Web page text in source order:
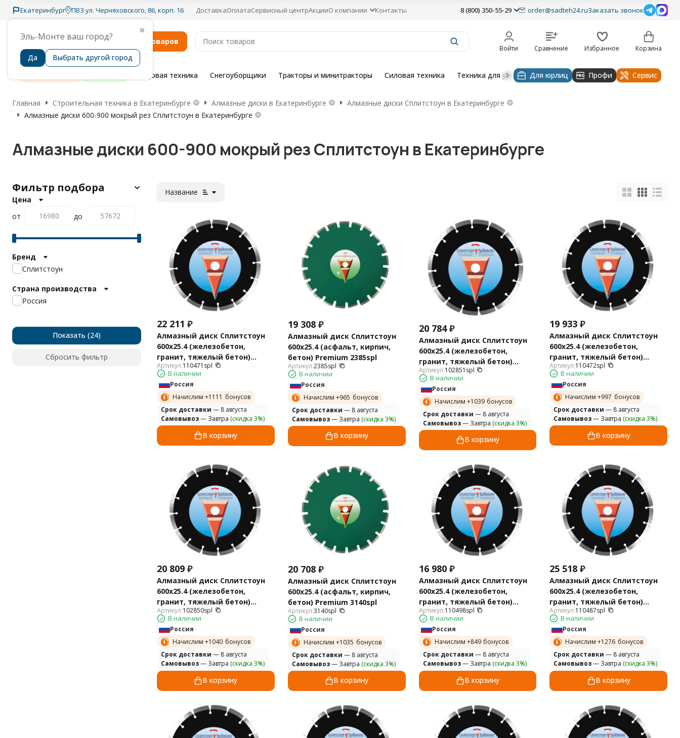
Екатеринбург
✖
Эль-Монте ваш город?
Да Выбрать другой город
ПВЗ ул. Черняховского, 86, корп. 16 ДоставкаОплатаСервисный центрАкцииО компании Контакты 8 (800) 350-55-29 order@sadteh24.ruЗаказать звонок
Каталог товаров
Войти Сравнение Избранное Корзина
Садовая техника Снегоуборщики Тракторы и минитракторы Силовая техника Техника для уборки Строительная техника
Для юрлиц Профи Сервис
Главная Строительная техника в Екатеринбурге Алмазные диски в Екатеринбурге
Алмазные диски Сплитстоун в Екатеринбурге
Алмазные диски 600-900 мокрый рез Сплитстоун в Екатеринбурге
Алмазные диски 600-900 мокрый рез Сплитстоун в Екатеринбурге
Название
22 211 ₽
Алмазный диск Сплитстоун
600х25.4 (железобетон,
гранит, тяжелый бетон)
Premium 110471spl
Артикул:110471spl
В наличии
Россия
Начислим +1111 бонусов
Cрок доставки — 8 августа
Самовывоз— Завтра (скидка 3%)
В корзину
19 308 ₽
Алмазный диск Сплитстоун
600х25.4 (асфальт, кирпич,
бетон) Premium 2385spl
Артикул:2385spl
В наличии
Россия
Начислим +965 бонусов
Cрок доставки — 8 августа
Самовывоз— Завтра (скидка 3%)
В корзину
20 784 ₽
Алмазный диск Сплитстоун
600х25.4 (железобетон,
гранит, тяжелый бетон)
Premium 102851spl
Артикул:102851spl
В наличии
Россия
Начислим +1039 бонусов
Cрок доставки — 8 августа
Самовывоз— Завтра (скидка 3%)
В корзину
19 933 ₽
Алмазный диск Сплитстоун
600х25.4 (железобетон,
гранит, тяжелый бетон)
Premium 110472spl
Артикул:110472spl
В наличии
Россия
Начислим +997 бонусов
Cрок доставки — 8 августа
Самовывоз— Завтра (скидка 3%)
В корзину
20 809 ₽
Алмазный диск Сплитстоун
600х25.4 (железобетон,
гранит, тяжелый бетон)
Premium 102850spl
Артикул:102850spl
В наличии
Россия
Начислим +1040 бонусов
Cрок доставки — 8 августа
Самовывоз— Завтра (скидка 3%)
В корзину
20 708 ₽
Алмазный диск Сплитстоун
600х25.4 (асфальт, кирпич,
бетон) Premium 3140spl
Артикул:3140spl
В наличии
Россия
Начислим +1035 бонусов
Cрок доставки — 8 августа
Самовывоз— Завтра (скидка 3%)
В корзину
16 980 ₽
Алмазный диск Сплитстоун
600х25.4 (железобетон,
гранит, тяжелый бетон)
Standart 110498spl
Артикул:110498spl
В наличии
Россия
Начислим +849 бонусов
Cрок доставки — 8 августа
Самовывоз— Завтра (скидка 3%)
В корзину
25 518 ₽
Алмазный диск Сплитстоун
600х25.4 (железобетон,
гранит, тяжелый бетон)
Standart 110487spl
Артикул:110487spl
В наличии
Россия
Начислим +1276 бонусов
Cрок доставки — 8 августа
Самовывоз— Завтра (скидка 3%)
В корзину
Фильтр подбора
Цена
от
до
Бренд
Сплитстоун
Страна производства
Россия
Показать
Сбросить фильтр